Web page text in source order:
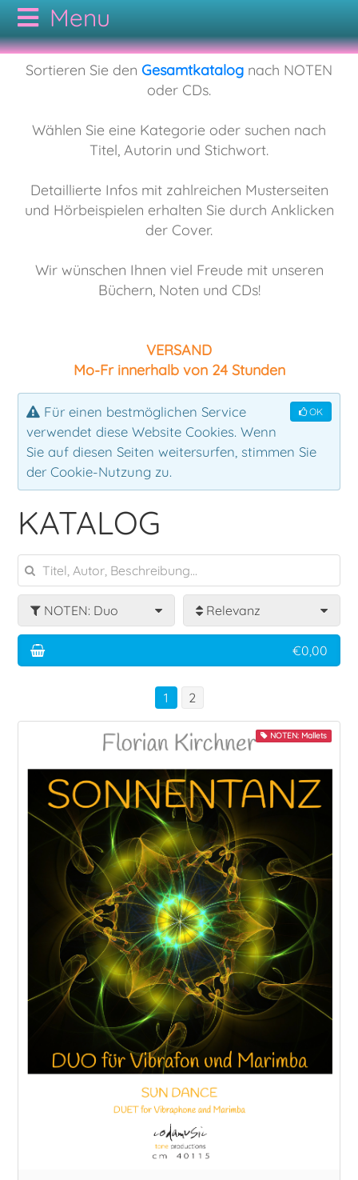
NOTEN
Bodypercussion
Klavier
Mallets
Play-Along
Quartett
Quintett
Sextett
Snare
Solo
CDs
Rock
AUTOREN
KONTAKT
Sortieren Sie den Gesamtkatalog nach NOTEN
oder CDs.
Wählen Sie eine Kategorie oder suchen nach
Titel, Autorin und Stichwort.
Detaillierte Infos mit zahlreichen Musterseiten
und Hörbeispielen erhalten Sie durch Anklicken
der Cover.
Wir wünschen Ihnen viel Freude mit unseren
Büchern, Noten und CDs!
VERSAND
Mo-Fr innerhalb von 24 Stunden
OK
Für einen bestmöglichen Service
verwendet diese Website Cookies. Wenn
Sie auf diesen Seiten weitersurfen, stimmen Sie
der Cookie-Nutzung zu.
KATALOG
NOTEN: Duo Relevanz
€0,00
1 2
NOTEN: Mallets